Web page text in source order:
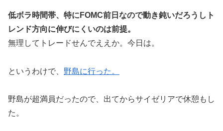
低ボラ時間帯、特にFOMC前日なので動き鈍いだろうしト
レンド方向に伸びにくいのは前提。
無理してトレードせんでええか。今日は。
というわけで、 野島に行った。
野島が超満員だったので、出てからサイゼリアで休憩もし
た。